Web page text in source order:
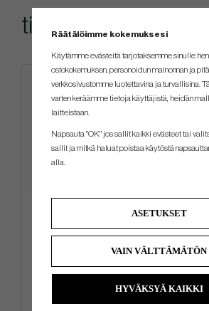
till denna produkt
G/Fore Azure - Golf Glove G/Fore
Räätälöimme kokemuksesi
Käytämme evästeitä tarjotaksemme sinulle
ostokokemuksen, personoidun mainonnan ja
verkkosivustomme luotettavina ja turvallisina.
varten keräämme tietoja käyttäjistä, heidän
laitteistaan.
Napsauta "OK" jos sallit kaikki evästeet tai
sallit ja mitkä haluat poistaa käytöstä
alla.
ASETUKSET
VAIN VÄLTTÄMÄTÖN
HYVÄKSYÄ KAIKKI